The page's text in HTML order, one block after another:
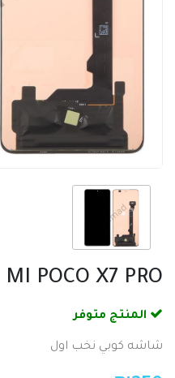
MI POCO X7 PRO
المنتج متوفر
شاشه كوبي نخب اول